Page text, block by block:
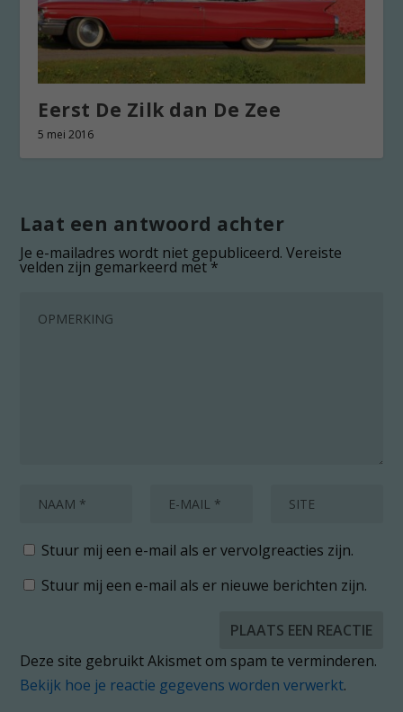
Eerst De Zilk dan De Zee
5 mei 2016
Laat een antwoord achter
Je e-mailadres wordt niet gepubliceerd. Vereiste
velden zijn gemarkeerd met*
Stuur mij een e-mail als er vervolgreacties zijn.
Stuur mij een e-mail als er nieuwe berichten zijn.
Deze site gebruikt Akismet om spam te verminderen.
Bekijk hoe je reactie gegevens worden verwerkt.